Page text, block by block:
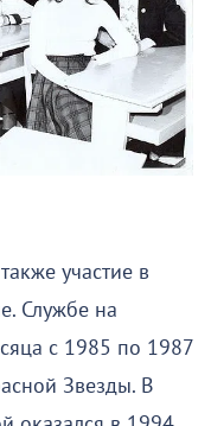
участие в
Службе на
с 1985 по 1987
Звезды. В